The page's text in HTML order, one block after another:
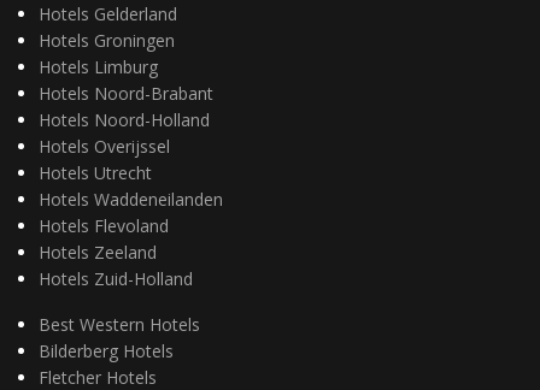
Hotels Gelderland
Hotels Groningen
Hotels Limburg
Hotels Noord-Brabant
Hotels Noord-Holland
Hotels Overijssel
Hotels Utrecht
Hotels Waddeneilanden
Hotels Flevoland
Hotels Zeeland
Hotels Zuid-Holland
Best Western Hotels
Bilderberg Hotels
Fletcher Hotels